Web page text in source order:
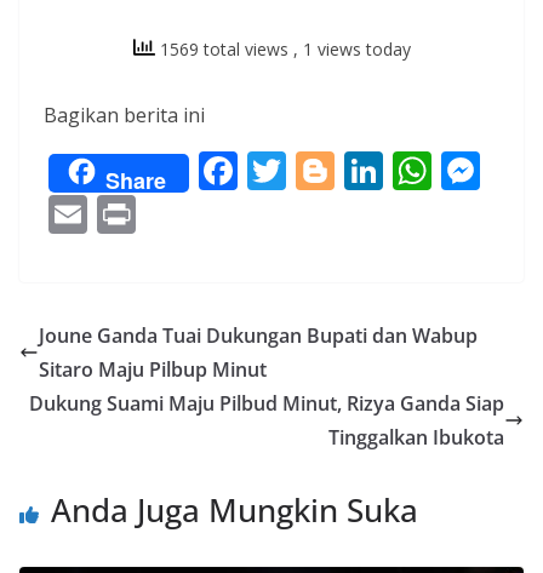
1569 total views , 1 views today
Bagikan berita ini
Share F
o
o
k
T Bl
er
Li
dI
W
A
p er
E
l
Joune Ganda Tuai Dukungan Bupati dan Wabup
Sitaro Maju Pilbup Minut
Dukung Suami Maju Pilbud Minut, Rizya Ganda Siap
Tinggalkan Ibukota
Anda Juga Mungkin Suka